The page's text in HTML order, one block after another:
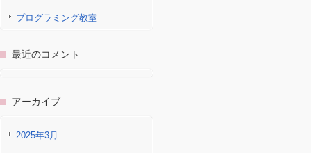
プログラミング教室
最近のコメント
アーカイブ
2025年3月